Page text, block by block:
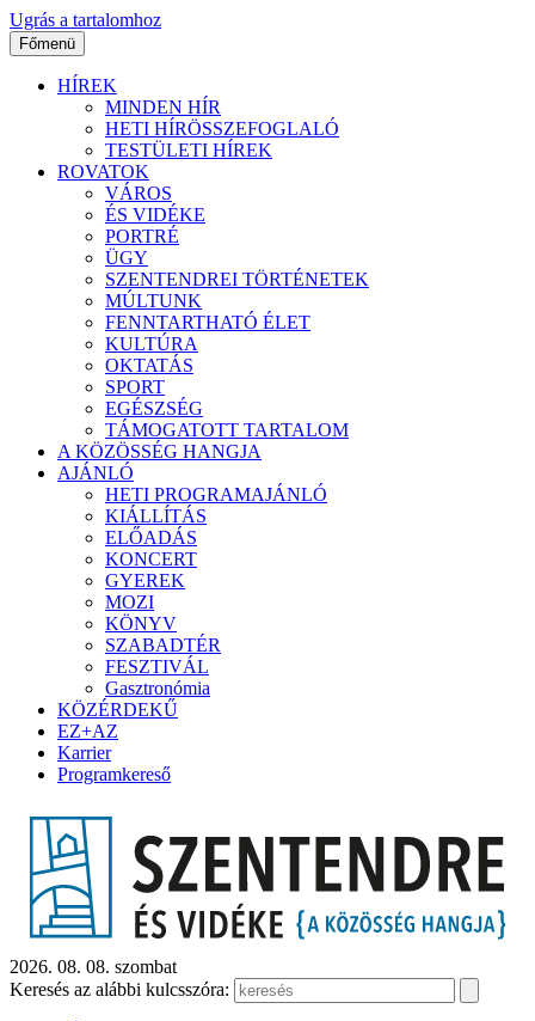
Ugrás a tartalomhoz
Főmenü
HÍREK
MINDEN HÍR
HETI HÍRÖSSZEFOGLALÓ
TESTÜLETI HÍREK
ROVATOK
VÁROS
ÉS VIDÉKE
PORTRÉ
ÜGY
SZENTENDREI TÖRTÉNETEK
MÚLTUNK
FENNTARTHATÓ ÉLET
KULTÚRA
OKTATÁS
SPORT
EGÉSZSÉG
TÁMOGATOTT TARTALOM
A KÖZÖSSÉG HANGJA
AJÁNLÓ
HETI PROGRAMAJÁNLÓ
KIÁLLÍTÁS
ELŐADÁS
KONCERT
GYEREK
MOZI
KÖNYV
SZABADTÉR
FESZTIVÁL
Gasztronómia
KÖZÉRDEKŰ
EZ+AZ
Karrier
Programkereső
2026. 08. 08. szombat
Keresés az alábbi kulcsszóra: